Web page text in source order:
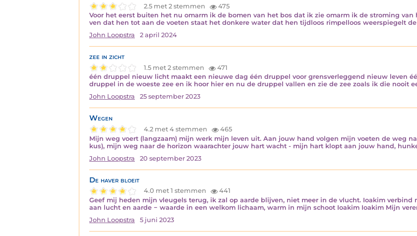
2.5 met 2 stemmen
475
Voor het eerst buiten het nu omarm ik de bomen van het bos dat ik zie omarm ik de stroming
ven dat hen tot aan de voeten staat het donkere water dat hen tijdloos rimpelloos weerspiegelt
John Loopstra
2 april 2024
zee in zicht
1.5 met 2 stemmen
471
één druppel nieuw licht maakt een nieuwe dag één druppel voor grensverleggend nieuw leven
druppel in de woeste zee en ik hoor hier en nu de druppel vallen en zie de zee zoals ik die nooit
John Loopstra
25 september 2023
Wegen
4.2 met 4 stemmen
465
Mijn weg voert (langzaam) mijn werk mijn leven uit. Aan jouw hand volgen mijn voeten de weg
kus), mijn weg naar de horizon waarachter jouw hart wacht - mijn hart klopt aan jouw hand,
John Loopstra
20 september 2023
De haver bloeit
4.0 met 1 stemmen
441
Geef mij heden mijn vleugels terug, ik zal op aarde blijven, niet meer in de vlucht. Ioakim verbind
aan lucht en aarde − waarde in een welkom lichaam, warm in mijn schoot Ioakim Ioakim Mijn
John Loopstra
5 juni 2023